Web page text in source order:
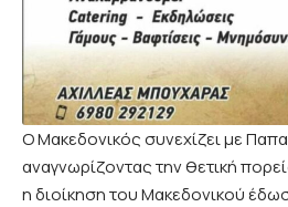
Ο Μακεδονικός συνεχίζει με
αναγνωρίζοντας την θετική
η διοίκηση του Μακεδονικού